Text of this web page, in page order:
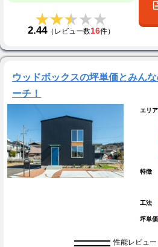
★★★★★
★★★★★
2.44（レビュー数16件）
ウッドボックスの坪単価とみん
ーチ！
エリア
特徴
工法
坪単価
性能レビュー